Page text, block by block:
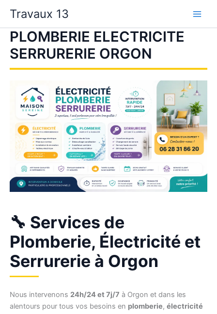
contenu
Travaux 13
PLOMBERIE ELECTRICITE
SERRURERIE ORGON
🔧 Services de
Plomberie, Électricité et
Serrurerie à Orgon
Nous intervenons 24h/24 et 7j/7 à Orgon et dans les
alentours pour tous vos besoins en plomberie, électricité